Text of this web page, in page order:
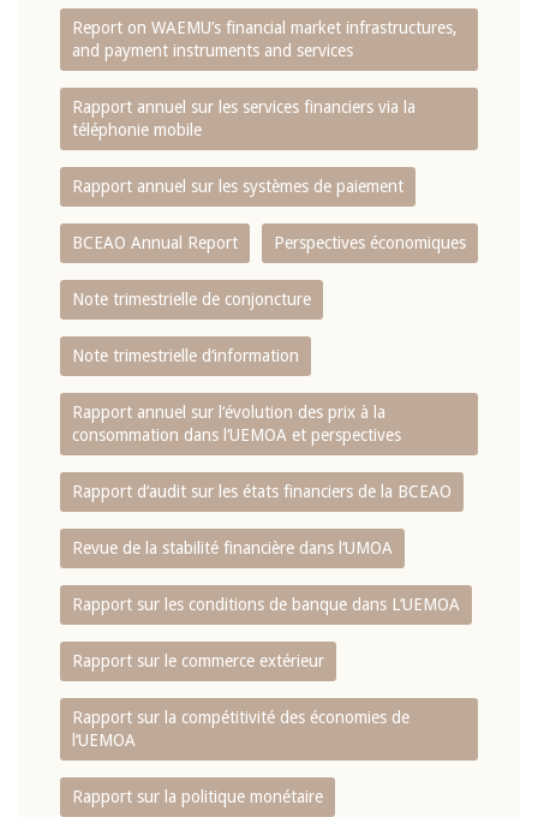
Report on WAEMU’s financial market infrastructures,
and payment instruments and services
Rapport annuel sur les services financiers via la
téléphonie mobile
Rapport annuel sur les systèmes de paiement
BCEAO Annual Report Perspectives économiques
Note trimestrielle de conjoncture
Note trimestrielle d‘information
Rapport annuel sur l‘évolution des prix à la
consommation dans l‘UEMOA et perspectives
Rapport d‘audit sur les états financiers de la BCEAO
Revue de la stabilité financière dans l‘UMOA
Rapport sur les conditions de banque dans L‘UEMOA
Rapport sur le commerce extérieur
Rapport sur la compétitivité des économies de
l‘UEMOA
Rapport sur la politique monétaire